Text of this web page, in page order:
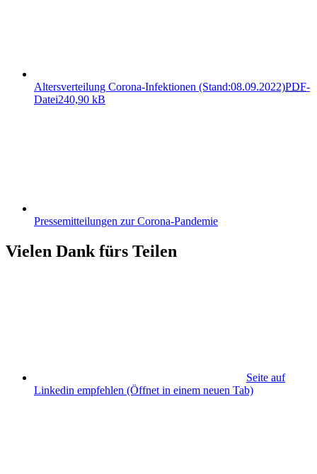
Altersverteilung Corona-Infektionen (Stand:08.09.2022)PDF-
Datei240,90 kB
Pressemitteilungen zur Corona-Pandemie
Vielen Dank fürs Teilen
Seite auf
Linkedin empfehlen (Öffnet in einem neuen Tab)